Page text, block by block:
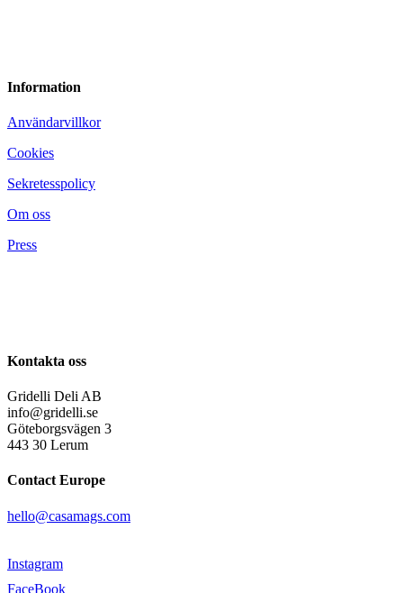
Information
Användarvillkor
Cookies
Sekretesspolicy
Om oss
Press
Kontakta oss
Gridelli Deli AB
info@gridelli.se
Göteborgsvägen 3
443 30 Lerum
Contact Europe
hello@casamags.com
Instagram
FaceBook